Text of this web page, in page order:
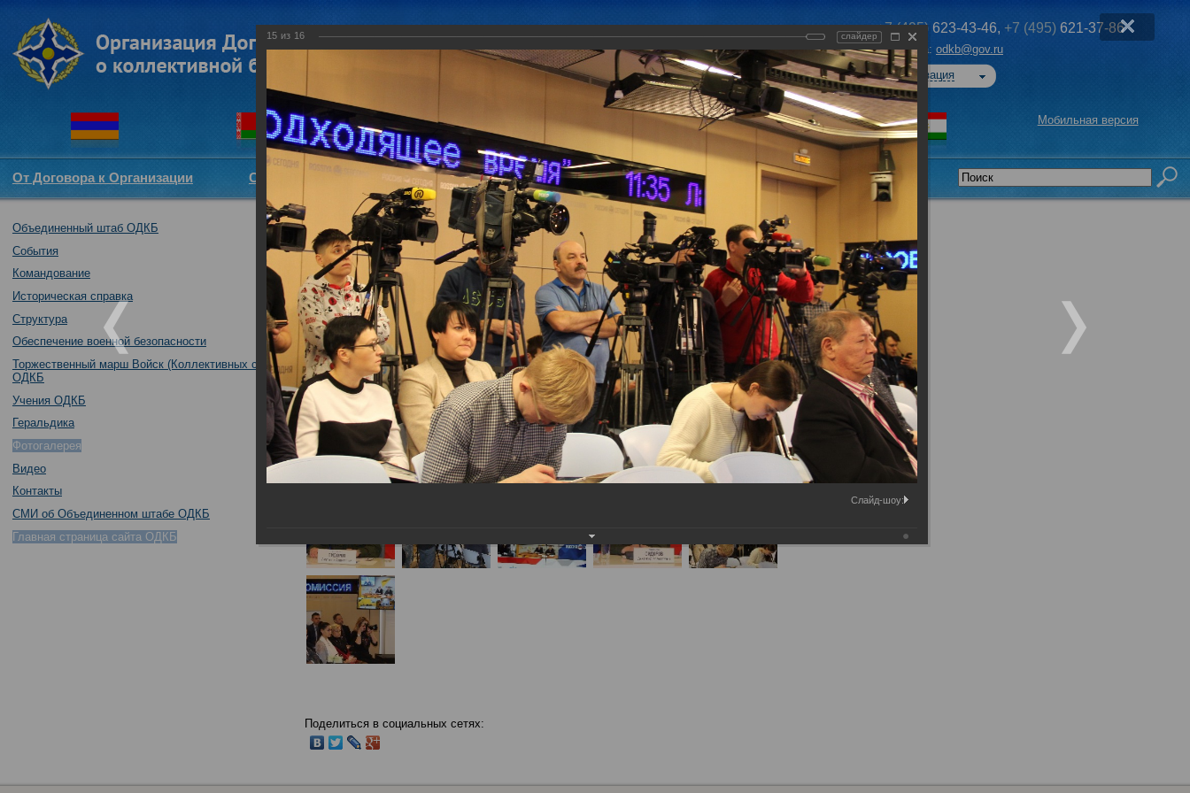
+7 (495) 623-43-46, +7 (495) 621-37-86
Эл. почта: odkb@gov.ru
Авторизация
Мобильная версия
От Договора к Организации Структура ОДКБ Новости Документы Аналитика Приоритеты председательства
Объединенный штаб ОДКБ
События
Командование
Историческая справка
Структура
Обеспечение военной безопасности
Торжественный марш Войск (Коллективных сил)
ОДКБ
Учения ОДКБ
Геральдика
Фотогалерея
Видео
Контакты
СМИ об Объединенном штабе ОДКБ
Главная страница сайта ОДКБ
Брифинг начальника Объединенного штаба ОДКБ Анатолия Сидорова об итогах совместной
подготовки коллективных сил за 2018 год и задачах на 2019 год 06.02.2019
06.02.2019
Поделиться в социальных сетях:
15 из 16 слайдер
Слайд-шоу: